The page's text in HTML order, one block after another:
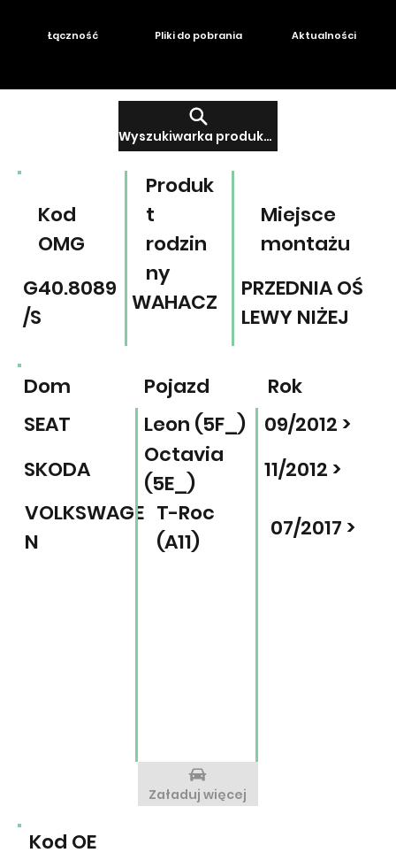
Wyszukiwarka produktów
Łączność Pliki do pobrania Aktualności
Miejsce
montażu
Produk
t
rodzin
ny
Kod
OMG
PRZEDNIA OŚ
LEWY NIŻEJ
WAHACZ
G40.8089
/S
Kod OE
Pojazd Rok
Dom
SEAT
Leon (5F_)
09/2012 >
SKODA
Octavia
(5E_)
11/2012 >
VOLKSWAGE
N
T-Roc
(A11)
07/2017 >
Załaduj więcej